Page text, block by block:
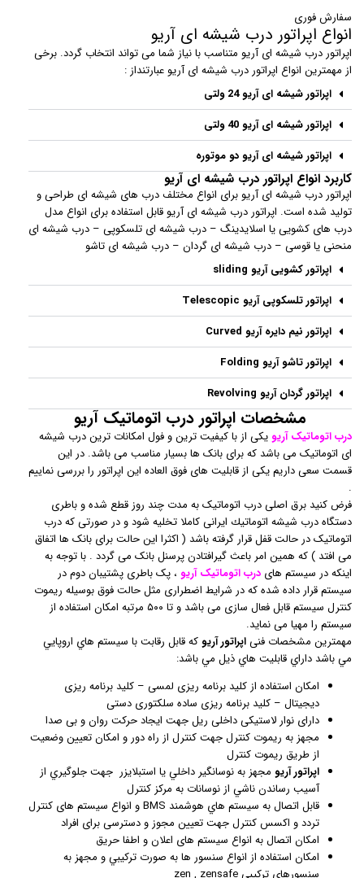
سفارش فوری
انواع اپراتور درب شیشه ای آریو
اپراتور درب شیشه ای آریو متناسب با نیاز شما می تواند انتخاب گردد. برخی
از مهمترین انواع اپراتور درب شیشه ای آریو عبارتنداز :
اپراتور شیشه ای آریو 24 ولتی
اپراتور شیشه ای آریو 40 ولتی
اپراتور شیشه ای آریو دو موتوره
کاربرد انواع اپراتور درب شیشه ای آریو
اپراتور درب شیشه ای آریو برای انواع مختلف درب های شیشه ای طراحی و
تولید شده است. اپراتور درب شیشه ای آریو قابل استفاده برای انواع مدل
درب های کشویی یا اسلایدینگ – درب شیشه ای تلسکوپی – درب شیشه ای
منحنی یا قوسی – درب شیشه ای گردان – درب شیشه ای تاشو
اپراتور کشویی آریو sliding
اپراتور تلسکوپی آریو Telescopic
اپراتور نیم دایره آریو Curved
اپراتور تاشو آریو Folding
اپراتور گردان آریو Revolving
مشخصات اپراتور درب اتوماتیک آریو
درب اتوماتیک آریویکی از با کیفیت ترین و فول امکانات ترین درب شیشه
ای اتوماتیک می باشد که برای بانک ها بسیار مناسب می باشد. در این
قسمت سعی داریم یکی از قابلیت های فوق العاده این اپراتور را بررسی نماییم
.
فرض کنید برق اصلی درب اتوماتیک به مدت چند روز قطع شده و باطری
دستگاه درب شيشه اتوماتيك ايرانی کاملا تخلیه شود و در صورتی که درب
اتوماتیک در حالت قفل قرار گرفته باشد ( اکثرا این حالت برای بانک ها اتفاق
می افتد ) که همین امر باعث گیرافتادن پرسنل بانک می گردد . با توجه به
اینکه در سیستم های درب اتوماتیک آریو، پک باطری پشتیبان دوم در
سیستم قرار داده شده که در شرایط اضطراری مثل حالت فوق بوسیله ریموت
کنترل سیستم قابل فعال سازی می باشد و تا ۵۰۰ مرتبه امکان استفاده از
سیستم را مهیا می نماید.
مهمترین مشخصات فنیاپراتور آریوكه قابل رقابت با سيستم هاي اروپايي
مي باشد داراي قابليت هاي ذيل مي باشد:
امکان استفاده از کلید برنامه ریزی لمسی – کلید برنامه ریزی
دیجیتال – کلید برنامه ریزی ساده سلکتوری دستی
دارای نوار لاستیکی داخلی ریل جهت ایجاد حرکت روان و بی صدا
مجهز به ريموت كنترل جهت كنترل از راه دور و امکان تعیین وضعیت
از طریق ریموت کنترل
اپراتور آریو مجهز به نوسانگير داخلي یا استبلایزر جهت جلوگيري از
آسيب رساندن ناشي از نوسانات به مركز كنترل
قابل اتصال به سيستم هاي هوشمند BMS و انواع سیستم های کنترل
تردد و اکسس کنترل جهت تعیین مجوز و دسترسی برای افراد
امکان اتصال به انواع سیستم های اعلان و اطفا حریق
امكان استفاده از انواع سنسور ها به صورت تركيبي و مجهز به